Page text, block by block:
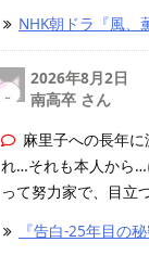
NHK朝ドラ『風、
2026年8月2日
南高卒 さん
麻里子への長年
れ…それも本人から…
って努力家で、目立
『告白-25年目の秘